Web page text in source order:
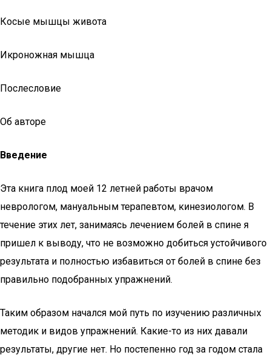
Косые мышцы живота
Икроножная мышца
Послесловие
Об авторе
Введение
Эта книга плод моей 12 летней работы врачом
неврологом, мануальным терапевтом, кинезиологом. В
течение этих лет, занимаясь лечением болей в спине я
пришел к выводу, что не возможно добиться устойчивого
результата и полностью избавиться от болей в спине без
правильно подобранных упражнений.
Таким образом начался мой путь по изучению различных
методик и видов упражнений. Какие-то из них давали
результаты, другие нет. Но постепенно год за годом стала